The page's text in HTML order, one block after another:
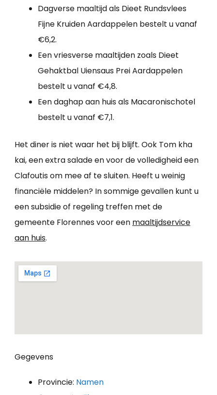
Dagverse maaltijd als Dieet Rundsvlees
Fijne Kruiden Aardappelen bestelt u vanaf
€6,2.
Een vriesverse maaltijden zoals Dieet
Gehaktbal Uiensaus Prei Aardappelen
bestelt u vanaf €4,8.
Een daghap aan huis als Macaronischotel
bestelt u vanaf €7,1.
Het diner is niet waar het bij blijft. Ook Tom kha
kai, een extra salade en voor de volledigheid een
Clafoutis om mee af te sluiten. Heeft u weinig
financiële middelen? In sommige gevallen kunt u
een subsidie of regeling treffen met de
gemeente Florennes voor een maaltijdservice
aan huis.
Gegevens
Provincie: Namen